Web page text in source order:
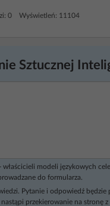
0 Wyświetleń: 11104
Sztucznej
modeli językowych
do formularza.
Pytanie i odpowiedź będzie
przekierowanie na stronę